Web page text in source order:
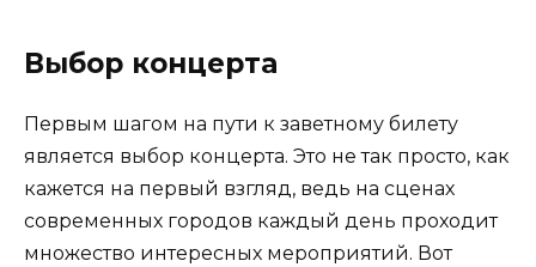
Выбор концерта
Первым шагом на пути к заветному билету
является выбор концерта. Это не так просто, как
кажется на первый взгляд, ведь на сценах
современных городов каждый день проходит
множество интересных мероприятий. Вот